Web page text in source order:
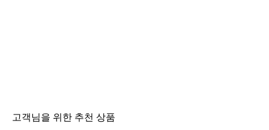
고객님을 위한 추천 상품